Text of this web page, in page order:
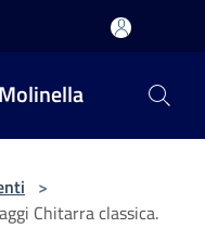
>
Chitarra classica.